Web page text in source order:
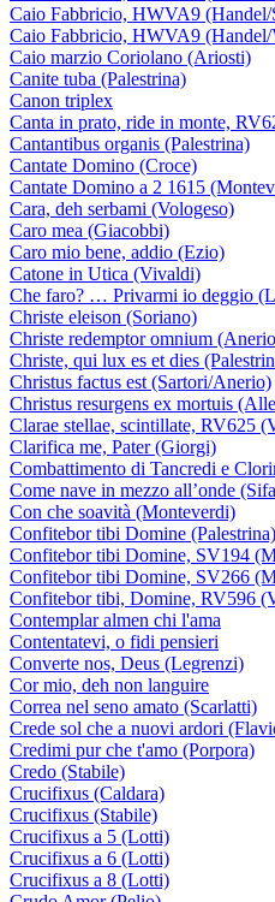
Caio Fabbricio, HWVA9
Caio Fabbricio, HWVA9
Caio marzio Coriolano (Ariosti)
Canite tuba (Palestrina)
Canon triplex
Canta in prato, ride in monte,
Cantantibus organis (Palestrina)
Cantate Domino (Croce)
Cantate Domino a 2 1615
Cara, deh serbami (Vologeso)
Caro mea (Giacobbi)
Caro mio bene, addio (Ezio)
Catone in Utica (Vivaldi)
Che faro? … Privarmi io deggio
Christe eleison (Soriano)
Christe redemptor omnium
Christe, qui lux es et dies
Christus factus est (Sartori/Anerio)
Christus resurgens ex mortuis
Clarae stellae, scintillate, RV625
Clarifica me, Pater (Giorgi)
Combattimento di Tancredi e
Come nave in mezzo all’onde
Con che soavità (Monteverdi)
Confitebor tibi Domine (Palestrina)
Confitebor tibi Domine, SV194
Confitebor tibi Domine, SV266
Confitebor tibi, Domine, RV596
Contemplar almen chi l'ama
Contentatevi, o fidi pensieri
Converte nos, Deus (Legrenzi)
Cor mio, deh non languire
Correa nel seno amato (Scarlatti)
Crede sol che a nuovi ardori
Credimi pur che t'amo (Porpora)
Credo (Stabile)
Crucifixus (Caldara)
Crucifixus (Stabile)
Crucifixus a 5 (Lotti)
Crucifixus a 6 (Lotti)
Crucifixus a 8 (Lotti)